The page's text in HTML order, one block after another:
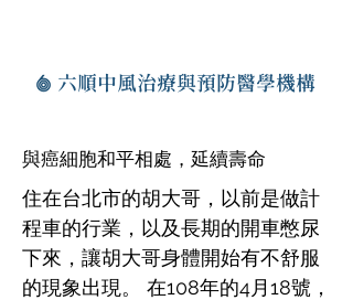
六順中風治療與預防醫學機構
與癌細胞和平相處，延續壽命
住在台北市的胡大哥，以前是做計
程車的行業，以及長期的開車憋尿
下來，讓胡大哥身體開始有不舒服
的現象出現。 在108年的4月18號，